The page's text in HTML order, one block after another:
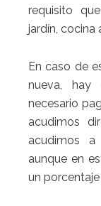
requisito
jardín, cocina
En caso de
nueva,
necesario
acudimos
acudimos
aunque en
un